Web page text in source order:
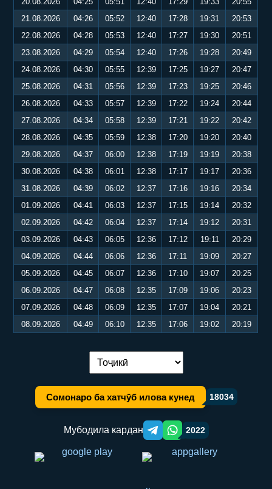
21.08.2026
04:26 05:52 12:40 17:28 19:31
20:53
22.08.2026
04:28 05:53 12:40 17:27 19:30
20:51
23.08.2026
04:29 05:54 12:40 17:26 19:28
20:49
24.08.2026
04:30 05:55 12:39 17:25 19:27
20:47
25.08.2026
04:31 05:56 12:39 17:23 19:25
20:46
26.08.2026
04:33 05:57 12:39 17:22 19:24
20:44
27.08.2026
04:34 05:58 12:39 17:21 19:22
20:42
28.08.2026
04:35 05:59 12:38 17:20 19:20
20:40
29.08.2026
04:37 06:00 12:38 17:19 19:19
20:38
30.08.2026
04:38 06:01 12:38 17:17 19:17
20:36
31.08.2026
04:39 06:02 12:37 17:16 19:16
20:34
01.09.2026
04:41 06:03 12:37 17:15 19:14
20:32
02.09.2026
04:42 06:04 12:37 17:14 19:12
20:31
03.09.2026
04:43 06:05 12:36 17:12 19:11
20:29
04.09.2026
04:44 06:06 12:36 17:11 19:09
20:27
05.09.2026
04:45 06:07 12:36 17:10 19:07
20:25
06.09.2026
04:47 06:08 12:35 17:09 19:06
20:23
07.09.2026
04:48 06:09 12:35 17:07 19:04
20:21
08.09.2026
04:49 06:10 12:35 17:06 19:02 20:19
Иваз кардани забон:
Сомонаро ба хатчӯб илова кунед 18034
Мубодила кардан Telegram orqali ulashish
WhatsApp orqali ulashish
2022